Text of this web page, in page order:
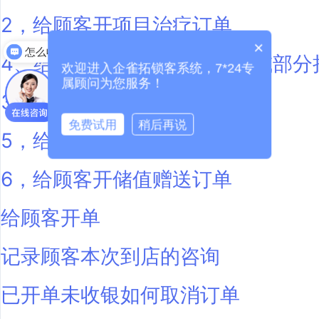
2，给顾客开项目治疗订单
4、给顾客开预约金项目订单或部分
3、给顾客开物料跟处方订单
5，给顾客开项目预约金单
6，给顾客开储值赠送订单
给顾客开单
记录顾客本次到店的咨询
已开单未收银如何取消订单
怎么收费 ×
欢迎进入企雀拓锁客系统，7*24专
属顾问为您服务！
免费试用 稍后再说